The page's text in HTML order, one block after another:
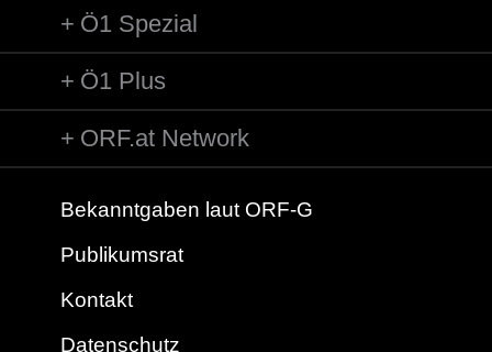
Ö1 Spezial
Ö1 Plus
ORF.at Network
Bekanntgaben laut ORF-G
Publikumsrat
Kontakt
Datenschutz